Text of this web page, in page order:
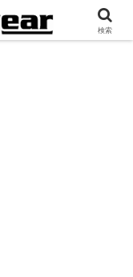
検索